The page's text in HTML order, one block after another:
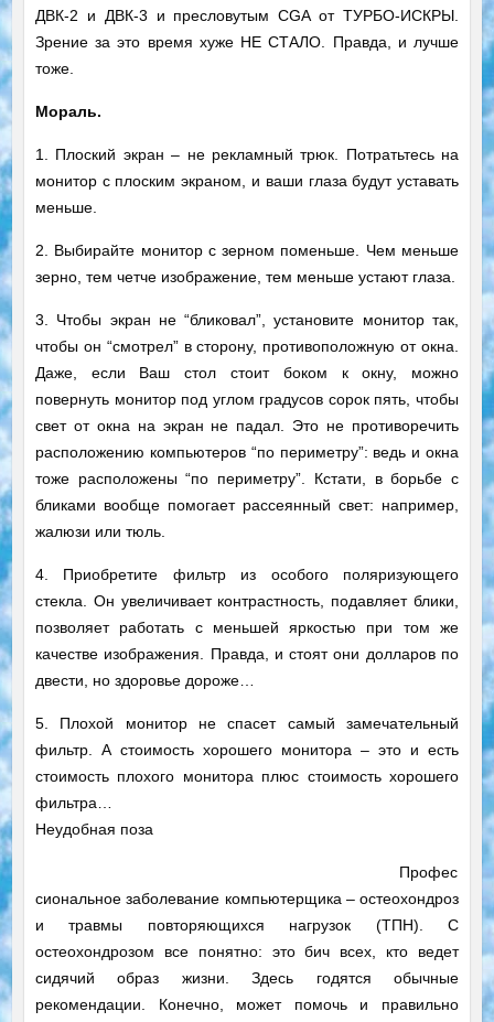
ДВК-2 и ДВК-3 и пресловутым CGA от ТУРБО-ИСКРЫ.
Зрение за это время хуже НЕ СТАЛО. Правда, и лучше
тоже.
Мораль.
1. Плоский экран – не рекламный трюк. Потратьтесь на
монитор с плоским экраном, и ваши глаза будут уставать
меньше.
2. Выбирайте монитор с зерном поменьше. Чем меньше
зерно, тем четче изображение, тем меньше устают глаза.
3. Чтобы экран не “бликовал”, установите монитор так,
чтобы он “смотрел” в сторону, противоположную от окна.
Даже, если Ваш стол стоит боком к окну, можно
повернуть монитор под углом градусов сорок пять, чтобы
свет от окна на экран не падал. Это не противоречить
расположению компьютеров “по периметру”: ведь и окна
тоже расположены “по периметру”. Кстати, в борьбе с
бликами вообще помогает рассеянный свет: например,
жалюзи или тюль.
4. Приобретите фильтр из особого поляризующего
стекла. Он увеличивает контрастность, подавляет блики,
позволяет работать с меньшей яркостью при том же
качестве изображения. Правда, и стоят они долларов по
двести, но здоровье дороже…
5. Плохой монитор не спасет самый замечательный
фильтр. А стоимость хорошего монитора – это и есть
стоимость плохого монитора плюс стоимость хорошего
фильтра…
Неудобная поза
Профес
сиональное заболевание компьютерщика – остеохондроз
и травмы повторяющихся нагрузок (ТПН). С
остеохондрозом все понятно: это бич всех, кто ведет
сидячий образ жизни. Здесь годятся обычные
рекомендации. Конечно, может помочь и правильно